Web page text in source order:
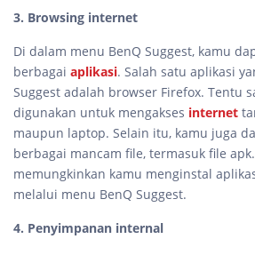
3. Browsing internet
Di dalam menu BenQ Suggest, kamu
berbagai aplikasi. Salah satu aplikasi
Suggest adalah browser Firefox. Tentu
digunakan untuk mengakses internet
maupun laptop. Selain itu, kamu juga
berbagai mancam file, termasuk file
memungkinkan kamu menginstal
melalui menu BenQ Suggest.
4. Penyimpanan internal